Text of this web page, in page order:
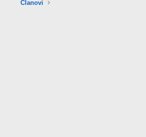
Članovi